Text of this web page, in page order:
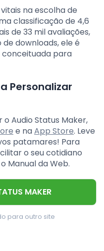
na escolha de
classificação de 4,6
de 33 mil avaliações,
downloads, ele é
para
Personalizar
Audio Status Maker,
e naApp Store. Leve
patamares! Para
o seu cotidiano
Manual da Web.
MAKER
para outro site